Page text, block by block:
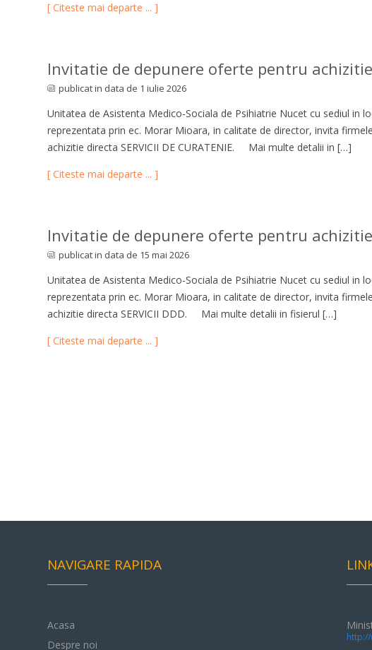
[ Citeste mai departe ... ]
Invitatie de depunere oferte pentru
publicat in data de 1 iulie 2026
Unitatea de Asistenta Medico-Sociala de Psihiatrie Nucet cu sediul in
reprezentata prin ec. Morar Mioara, in calitate de director, invita
achizitie directa SERVICII DE CURATENIE. Mai multe detalii in […]
[ Citeste mai departe ... ]
Invitatie de depunere oferte pentru
publicat in data de 15 mai 2026
Unitatea de Asistenta Medico-Sociala de Psihiatrie Nucet cu sediul in
reprezentata prin ec. Morar Mioara, in calitate de director, invita
achizitie directa SERVICII DDD. Mai multe detalii in fisierul […]
[ Citeste mai departe ... ]
NAVIGARE RAPIDA
Acasa
Despre noi